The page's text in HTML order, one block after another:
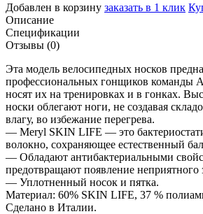
Добавлен в корзину заказать в 1 клик
Описание
Спецификации
Отзывы (0)
Эта модель велосипедных носков
профессиональных гонщиков команды
носят их на тренировках и в гонках.
носки облегают ноги, не создавая
влагу, во избежание перегрева.
— Meryl SKIN LIFE — это
волокно, сохраняющее естественный
— Обладают антибактериальными
предотвращают появление неприятного
— Уплотненный носок и пятка.
Материал: 60% SKIN LIFE, 37 %
Сделано в Италии.